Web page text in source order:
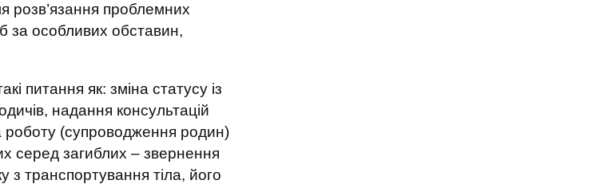
розв’язання проблемних
за особливих обставин,
питання як: зміна статусу із
надання консультацій
роботу (супроводження родин)
серед загиблих – звернення
з транспортування тіла, його